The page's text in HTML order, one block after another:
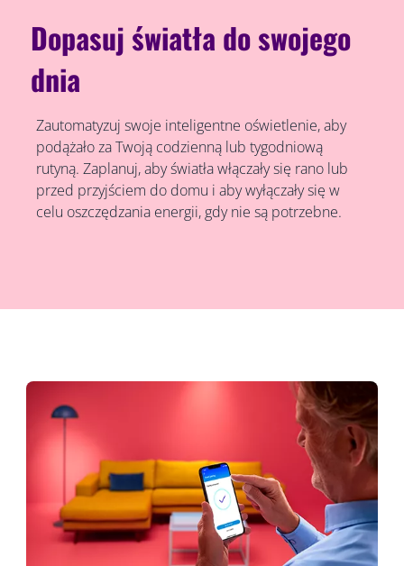
Dopasuj światła do swojego
dnia
Zautomatyzuj swoje inteligentne oświetlenie, aby
podążało za Twoją codzienną lub tygodniową
rutyną. Zaplanuj, aby światła włączały się rano lub
przed przyjściem do domu i aby wyłączały się w
celu oszczędzania energii, gdy nie są potrzebne.